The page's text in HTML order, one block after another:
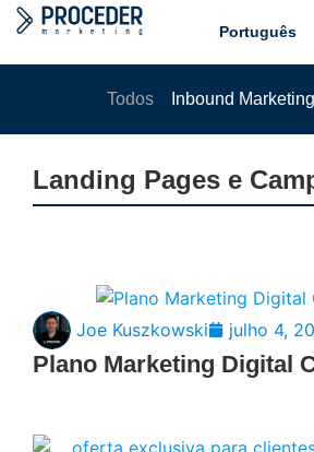
Português
Inbound Marketing
Todos
Landing Pages e
Joe Kuszkowski julho 4,
Plano Marketing Digital